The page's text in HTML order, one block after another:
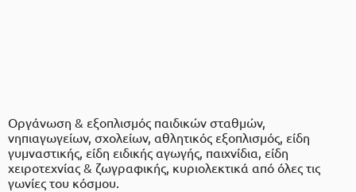
Οργάνωση & εξοπλισμός παιδικών σταθμών,
νηπιαγωγείων, σχολείων, αθλητικός εξοπλισμός, είδη
γυμναστικής, είδη ειδικής αγωγής, παιχνίδια, είδη
χειροτεχνίας & ζωγραφικής, κυριολεκτικά από όλες τις
γωνίες του κόσμου.